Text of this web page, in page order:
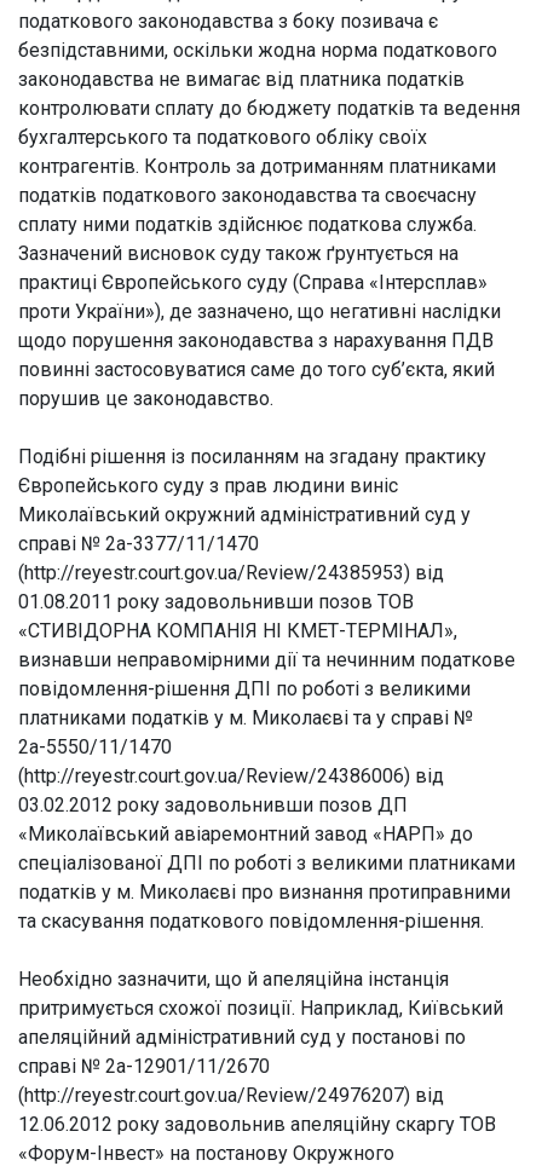
податкового законодавства з боку позивача є
безпідставними, оскільки жодна норма податкового
законодавства не вимагає від платника податків
контролювати сплату до бюджету податків та ведення
бухгалтерського та податкового обліку своїх
контрагентів. Контроль за дотриманням платниками
податків податкового законодавства та своєчасну
сплату ними податків здійснює податкова служба.
Зазначений висновок суду також ґрунтується на
практиці Європейського суду (Справа «Інтерсплав»
проти України»), де зазначено, що негативні наслідки
щодо порушення законодавства з нарахування ПДВ
повинні застосовуватися саме до того суб’єкта, який
порушив це законодавство.
Подібні рішення із посиланням на згадану практику
Європейського суду з прав людини виніс
Миколаївський окружний адміністративний суд у
справі № 2а-3377/11/1470
(http://reyestr.court.gov.ua/Review/24385953) від
01.08.2011 року задовольнивши позов ТОВ
«СТИВІДОРНА КОМПАНІЯ НІ КМЕТ-ТЕРМІНАЛ»,
визнавши неправомірними дії та нечинним податкове
повідомлення-рішення ДПІ по роботі з великими
платниками податків у м. Миколаєві та у справі №
2а-5550/11/1470
(http://reyestr.court.gov.ua/Review/24386006) від
03.02.2012 року задовольнивши позов ДП
«Миколаївський авіаремонтний завод «НАРП» до
спеціалізованої ДПІ по роботі з великими платниками
податків у м. Миколаєві про визнання протиправними
та скасування податкового повідомлення-рішення.
Необхідно зазначити, що й апеляційна інстанція
притримується схожої позиції. Наприклад, Київський
апеляційний адміністративний суд у постанові по
справі № 2а-12901/11/2670
(http://reyestr.court.gov.ua/Review/24976207) від
12.06.2012 року задовольнив апеляційну скаргу ТОВ
«Форум-Інвест» на постанову Окружного